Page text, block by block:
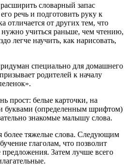
словарный запас
речь и подготовить руку к
отличается от других тем, что
нужно учиться раньше, чем чтению,
легче научить, как нарисовать,
специально для домашнего
родителей к началу
прост: белые карточки, на
буквами (определенным шрифтом)
знакомые малышу слова.
более тяжелые слова. Следующим
глаголам, что позволит
Затем лучше всего